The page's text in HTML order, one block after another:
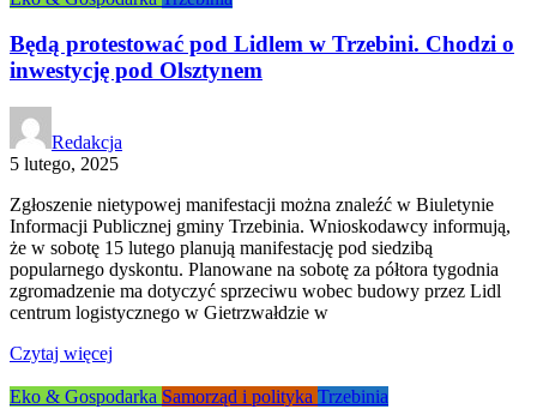
Będą protestować pod Lidlem w Trzebini. Chodzi o
inwestycję pod Olsztynem
Redakcja
5 lutego, 2025
Zgłoszenie nietypowej manifestacji można znaleźć w Biuletynie
Informacji Publicznej gminy Trzebinia. Wnioskodawcy informują,
że w sobotę 15 lutego planują manifestację pod siedzibą
popularnego dyskontu. Planowane na sobotę za półtora tygodnia
zgromadzenie ma dotyczyć sprzeciwu wobec budowy przez Lidl
centrum logistycznego w Gietrzwałdzie w
Czytaj więcej
Eko & Gospodarka Samorząd i polityka Trzebinia